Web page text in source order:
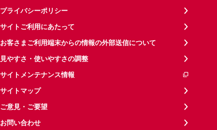
プライバシーポリシー
サイトご利用にあたって
お客さまご利用端末からの情報の外部送信について
見やすさ・使いやすさの調整
サイトメンテナンス情報
サイトマップ
ご意見・ご要望
お問い合わせ